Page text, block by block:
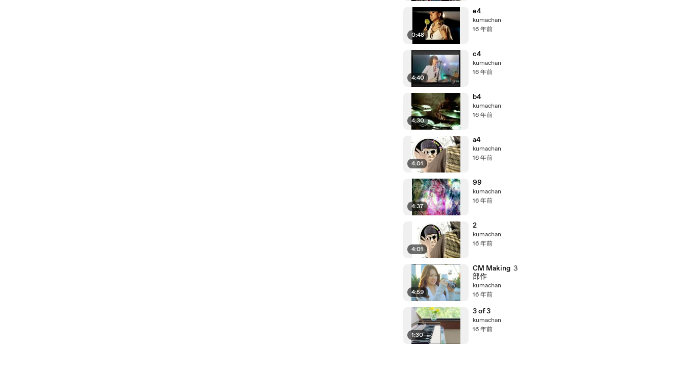
0:48
e4
kumachan
16 年前
4:40
c4
kumachan
16 年前
4:30
b4
kumachan
16 年前
4:01
a4
kumachan
16 年前
4:37
99
kumachan
16 年前
4:01
2
kumachan
16 年前
4:59
CM Making ３
部作
kumachan
16 年前
1:30
3 of 3
kumachan
16 年前